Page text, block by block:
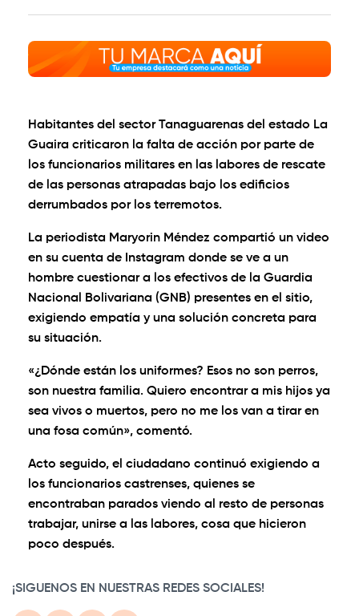
Habitantes del sector Tanaguarenas del estado La
Guaira criticaron la falta de acción por parte de
los funcionarios militares en las labores de rescate
de las personas atrapadas bajo los edificios
derrumbados por los terremotos.
La periodista Maryorin Méndez compartió un video
en su cuenta de Instagram donde se ve a un
hombre cuestionar a los efectivos de la Guardia
Nacional Bolivariana (GNB) presentes en el sitio,
exigiendo empatía y una solución concreta para
su situación.
«¿Dónde están los uniformes? Esos no son perros,
son nuestra familia. Quiero encontrar a mis hijos ya
sea vivos o muertos, pero no me los van a tirar en
una fosa común», comentó.
Acto seguido, el ciudadano continuó exigiendo a
los funcionarios castrenses, quienes se
encontraban parados viendo al resto de personas
trabajar, unirse a las labores, cosa que hicieron
poco después.
¡SIGUENOS EN NUESTRAS REDES SOCIALES!